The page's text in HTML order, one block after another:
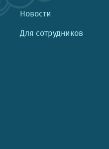
Новости
Для сотрудников